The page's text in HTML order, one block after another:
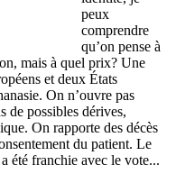
peux
comprendre
qu’on pense à
mais à quel prix? Une
et deux États
On n’ouvre pas
de possibles dérives,
On rapporte des décès
du patient. Le
été franchie avec le vote...